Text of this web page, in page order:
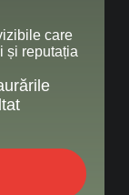
care
și reputația